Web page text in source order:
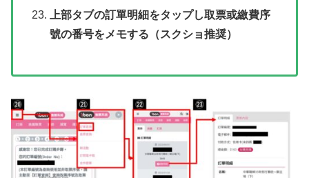
上部タブの訂單明細をタップし取票或繳費序
號の番号をメモする（スクショ推奨）